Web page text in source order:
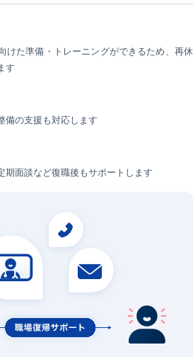
けた準備・トレーニングができるため、再休
す
備の支援も対応します
期面談など復職後もサポートします